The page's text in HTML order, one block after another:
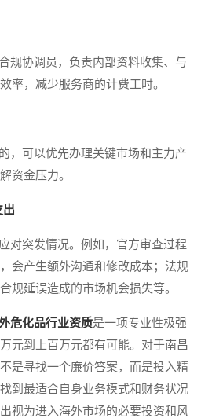
协调员，负责内部资料收集、与
率，减少服务商的计费工时。
可以优先办理关键市场和主力产
资金压力。
出
突发情况。例如，官方审查过程
会产生额外沟通和修改成本；法规
规延误造成的市场机会损失等。
危化品行业资质是一项专业性极强
元到上百万元都有可能。对于南昌
是寻找一个廉价答案，而是投入精
到最适合自身业务模式和财务状况
视为进入海外市场的必要投资和风